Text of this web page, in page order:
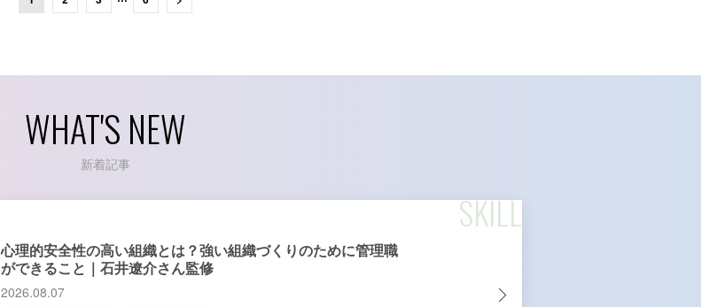
WHAT'S NEW
新着記事
SKILL
心理的安全性の高い組織とは？強い組織づくりのために管理職
ができること｜石井遼介さん監修
2026.08.07